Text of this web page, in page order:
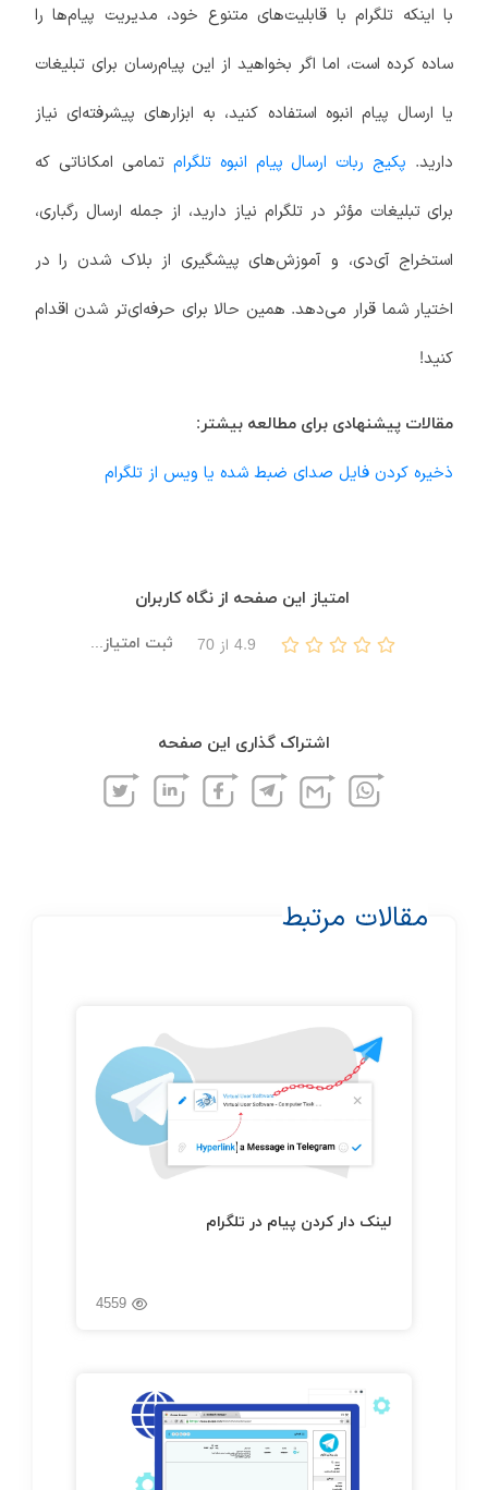
با اینکه تلگرام با قابلیت‌های متنوع خود، مدیریت پیام‌ها را
ساده کرده است، اما اگر بخواهید از این پیام‌رسان برای تبلیغات
یا ارسال پیام انبوه استفاده کنید، به ابزارهای پیشرفته‌ای نیاز
دارید. پکیج ربات‌ ارسال پیام انبوه تلگرامتمامی امکاناتی که
برای تبلیغات مؤثر در تلگرام نیاز دارید، از جمله ارسال رگباری،
استخراج آی‌دی، و آموزش‌های پیشگیری از بلاک شدن را در
اختیار شما قرار می‌دهد. همین حالا برای حرفه‌ای‌تر شدن اقدام
کنید!
مقالات پیشنهادی برای مطالعه بیشتر:
ذخیره کردن فایل صدای ضبط شده یا ویس از تلگرام
اشتراک گذاری این صفحه
امتیاز این صفحه از نگاه کاربران
4.9از 70 ثبت امتیاز...
مقالات مرتبط
لینک دار کردن پیام در تلگرام
4559